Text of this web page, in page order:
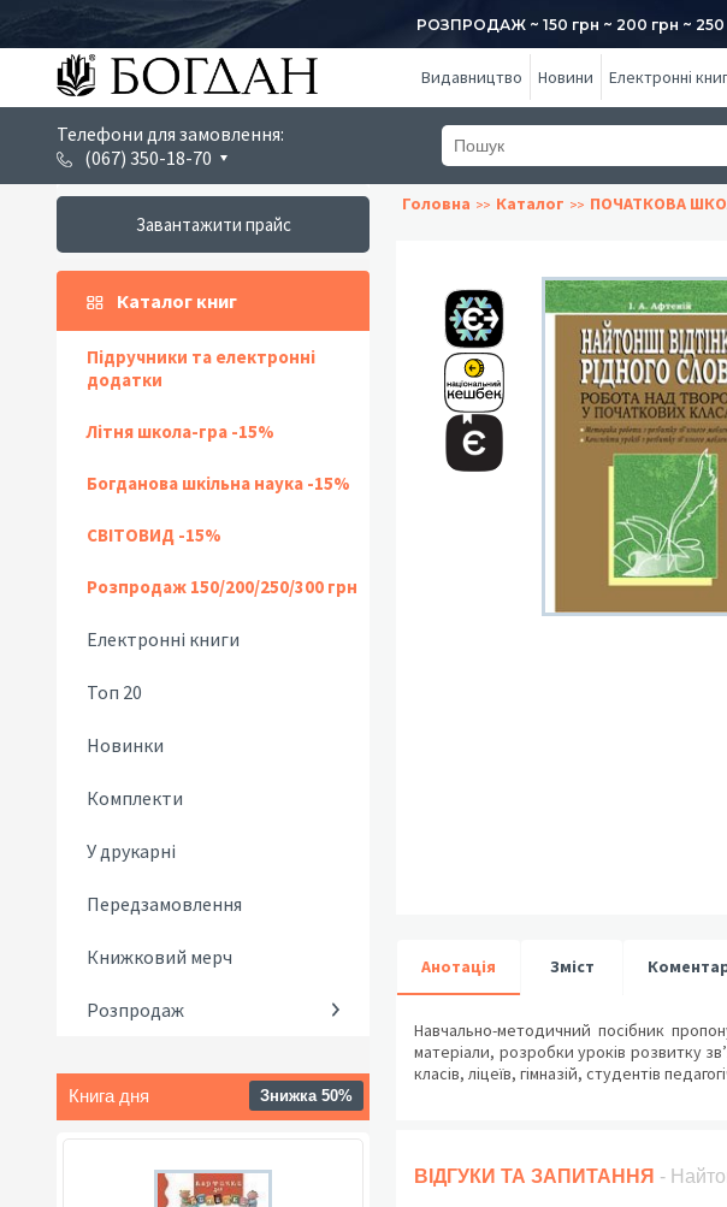
РОЗПРОДАЖ ~ 150 грн ~ 200 грн ~
Видавництво Новини Електронні
Телефони для замовлення:
(067) 350-18-70
Завантажити прайс
Каталог книг
Підручники та електронні
додатки
Літня школа-гра -15%
Богданова шкільна наука -15%
СВІТОВИД -15%
Розпродаж 150/200/250/300 грн
Електронні книги
Топ 20
Новинки
Комплекти
У друкарні
Передзамовлення
Книжковий мерч
Розпродаж
Книга дня Знижка 50%
Головна Каталог ПОЧАТКОВА
Анотація Зміст
Навчально-методичний посібник
матеріали, розробки уроків розвитку
класів, ліцеїв, гімназій, студентів
ВІДГУКИ ТА ЗАПИТАННЯ -